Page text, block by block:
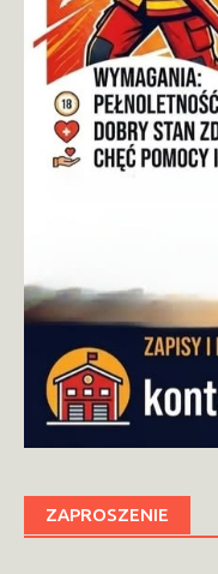
ZAPROSZENIE